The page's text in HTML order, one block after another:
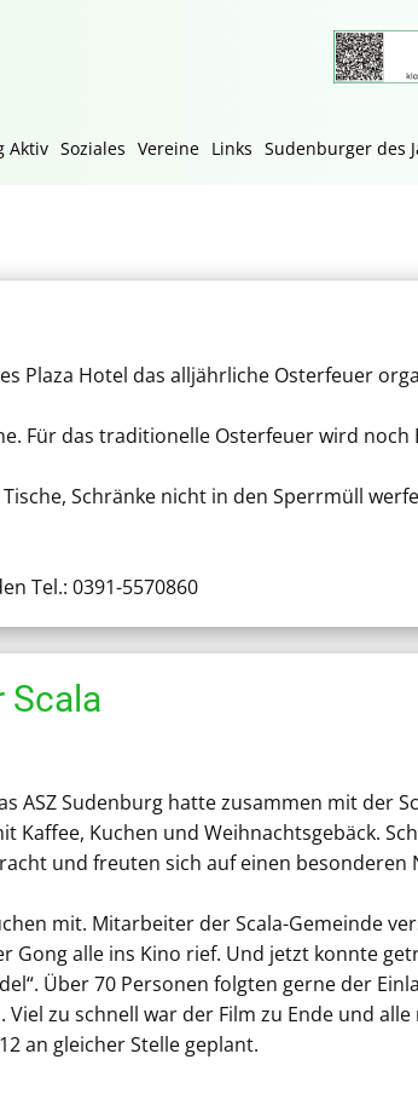
Aktiv Soziales Vereine Links Sudenburger des
Plaza Hotel das alljährliche Osterfeuer
Für das traditionelle Osterfeuer wird
Schränke nicht in den Sperrmüll
Tel.: 0391-5570860
Scala
ASZ Sudenburg hatte zusammen mit der
Kaffee, Kuchen und Weihnachtsgebäck.
und freuten sich auf einen
mit. Mitarbeiter der Scala-Gemeinde
Gong alle ins Kino rief. Und jetzt konnte
Über 70 Personen folgten gerne der
zu schnell war der Film zu Ende und
an gleicher Stelle geplant.